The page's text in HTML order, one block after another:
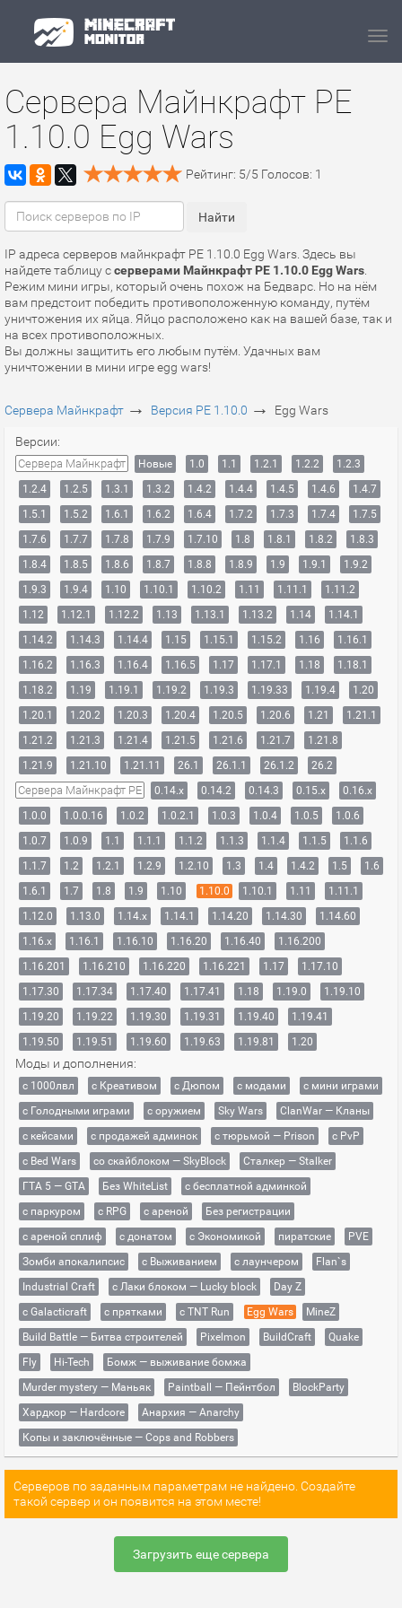
Сервера Майнкрафт PE
1.10.0 Egg Wars
Рейтинг: 5/5 Голосов: 1
IP адреса серверов майнкрафт PE 1.10.0 Egg Wars. Здесь вы
найдете таблицу ссерверами Майнкрафт PE 1.10.0 Egg Wars
Режим мини игры, который очень похож на Бедварс. Но на нём
вам предстоит победить противоположенную команду, путём
уничтожения их яйца. Яйцо расположено как на вашей базе, так и
на всех противоположных.
Вы должны защитить его любым путём. Удачных вам
уничтожении в мини игре egg wars!
Сервера Майнкрафт → Версия PE 1.10.0 → Egg Wars
Версии:
Сервера Майнкрафт Новые 1.0 1.1 1.2.1 1.2.2
1.2.3
1.2.4
1.2.5 1.3.1 1.3.2 1.4.2 1.4.4 1.4.5 1.4.6
1.4.7
1.5.1
1.5.2 1.6.1 1.6.2 1.6.4 1.7.2 1.7.3 1.7.4
1.7.5
1.7.6
1.7.7 1.7.8 1.7.9 1.7.10 1.8 1.8.1 1.8.2
1.8.3
1.8.4
1.8.5 1.8.6 1.8.7 1.8.8 1.8.9 1.9 1.9.1
1.9.2
1.9.3
1.9.4 1.10 1.10.1 1.10.2 1.11 1.11.1
1.11.2
1.12
1.12.1 1.12.2 1.13 1.13.1 1.13.2 1.14
1.14.1
1.14.2
1.14.3 1.14.4 1.15 1.15.1 1.15.2 1.16
1.16.1
1.16.2
1.16.3 1.16.4 1.16.5 1.17 1.17.1 1.18
1.18.1
1.18.2
1.19 1.19.1 1.19.2 1.19.3 1.19.33 1.19.4
1.20
1.20.1
1.20.2 1.20.3 1.20.4 1.20.5 1.20.6 1.21
1.21.1
1.21.2
1.21.3 1.21.4 1.21.5 1.21.6 1.21.7
1.21.8
1.21.9
1.21.10 1.21.11 26.1 26.1.1 26.1.2 26.2
Сервера Майнкрафт PE 0.14.x 0.14.2 0.14.3 0.15.x
0.16.x
1.0.0
1.0.0.16 1.0.2 1.0.2.1 1.0.3 1.0.4 1.0.5
1.0.6
1.0.7
1.0.9 1.1 1.1.1 1.1.2 1.1.3 1.1.4 1.1.5
1.1.6
1.1.7
1.2 1.2.1 1.2.9 1.2.10 1.3 1.4 1.4.2 1.5
1.6
1.6.1
1.7 1.8 1.9 1.10 1.10.0 1.10.1 1.11
1.11.1
1.12.0
1.13.0 1.14.x 1.14.1 1.14.20 1.14.30
1.14.60
1.16.x
1.16.1 1.16.10 1.16.20 1.16.40
1.16.200
1.16.201
1.16.210 1.16.220 1.16.221 1.17
1.17.10
1.17.30
1.17.34 1.17.40 1.17.41 1.18 1.19.0
1.19.10
1.19.20
1.19.22 1.19.30 1.19.31 1.19.40
1.19.41
1.19.50
1.19.51 1.19.60 1.19.63 1.19.81 1.20
Моды и дополнения:
с 1000лвл c Креативом с Дюпом с модами
с мини играми
с Голодными играми
с оружием Sky Wars
ClanWar — Кланы
с кейсами
с продажей админок с тюрьмой — Prison
с PvP
с Bed Wars
со скайблоком — SkyBlock
Сталкер — Stalker
ГТА 5 — GTA
Без WhiteList
с бесплатной админкой
с паркуром
с RPG с ареной
Без регистрации
с ареной сплиф
с донатом с Экономикой пиратские
PVE
Зомби апокалипсис
с Выживанием с лаунчером
Flan`s
Industrial Craft
с Лаки блоком — Lucky block
Day Z
с Galacticraft
с прятками с TNT Run Egg Wars
MineZ
Build Battle — Битва строителей
Pixelmon BuildCraft
Quake
Fly
Hi-Tech
Бомж — выживание бомжа
Murder mystery — Маньяк
Paintball — Пейнтбол
BlockParty
Хардкор — Hardcore
Анархия — Anarchy
Копы и заключённые — Cops and Robbers
Серверов по заданным параметрам не найдено. Создайте
такой сервер и он появится на этом месте!
Загрузить еще сервера